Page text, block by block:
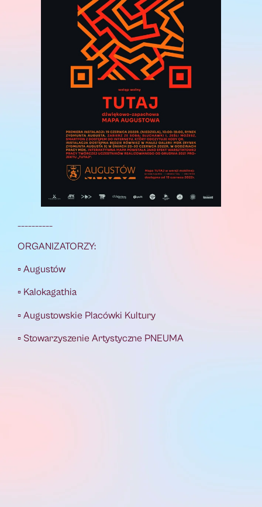
__________
ORGANIZATORZY:
▫️ Augustów
▫️ Kalokagathia
▫️ Augustowskie Placówki Kultury
▫️ Stowarzyszenie Artystyczne PNEUMA